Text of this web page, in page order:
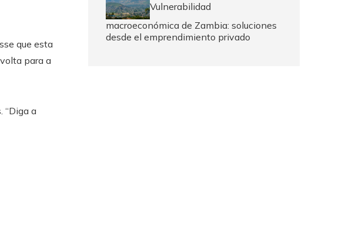
que esta
para a
“Diga a
Vulnerabilidad
macroeconómica de Zambia: soluciones
desde el emprendimiento privado